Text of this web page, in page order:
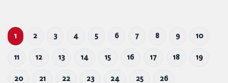
1 2 3 4 5 6 7 8 9 10
11 12 13 14 15 16 17 18 19
20 21 22 23 24 25 26